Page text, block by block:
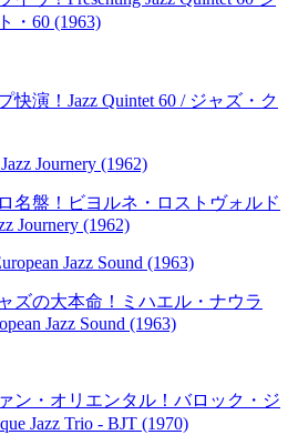
・60 (1963)
快演！Jazz Quintet 60 / ジャズ・ク
名盤！ビヨルネ・ロストヴォルド
Journery (1962)
ズの大本命！ミハエル・ナウラ
Jazz Sound (1963)
ン・オリエンタル！バロック・ジ
Jazz Trio - BJT (1970)